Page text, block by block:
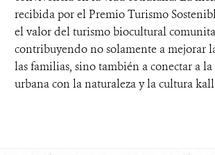
recibida por el Premio Turismo
el valor del turismo biocultural
contribuyendo no solamente a mejorar
las familias, sino también a conectar a
urbana con la naturaleza y la cultura